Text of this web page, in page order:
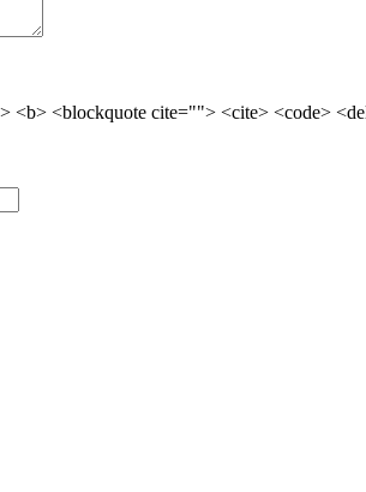
<blockquote cite=""> <cite> <code>